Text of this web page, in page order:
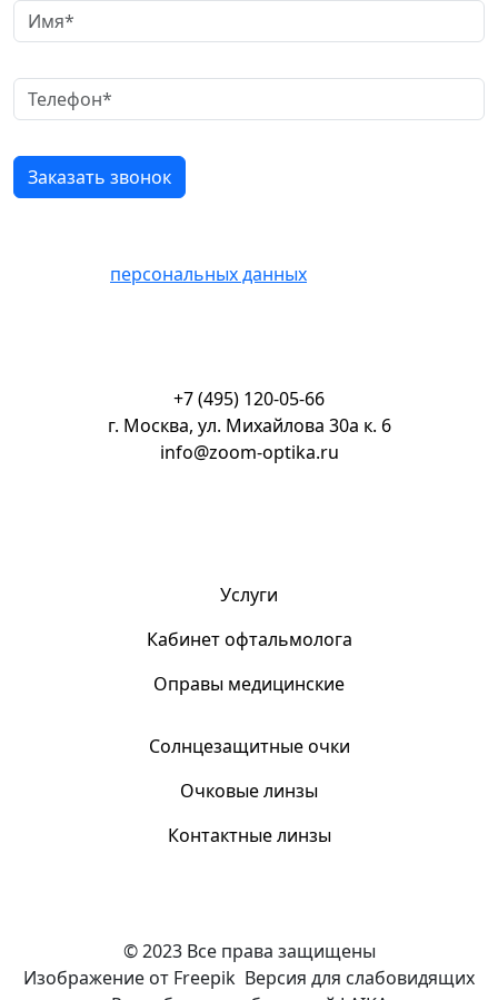
персональных данных
+7 (495) 120-05-66
г. Москва, ул. Михайлова 30а к. 6
info@zoom-optika.ru
Услуги
Кабинет офтальмолога
Оправы медицинские
Солнцезащитные очки
Очковые линзы
Контактные линзы
© 2023 Все права защищены
Изображение от Freepik Версия для слабовидящих